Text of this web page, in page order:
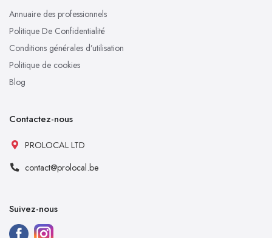
Annuaire des professionnels
Politique De Confidentialité
Conditions générales d’utilisation
Politique de cookies
Blog
Contactez-nous
PROLOCAL LTD
contact@prolocal.be
Suivez-nous